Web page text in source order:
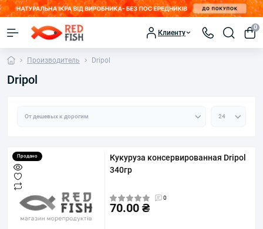
Клиенту
0
Производитель Dripol
Dripol
Продано
Кукуруза консервированная Dripol
340гр
0
70.00 ₴